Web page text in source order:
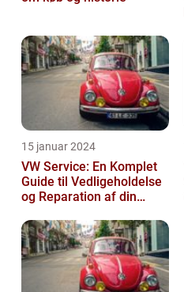
15 januar 2024
VW Service: En Komplet
Guide til Vedligeholdelse
og Reparation af din